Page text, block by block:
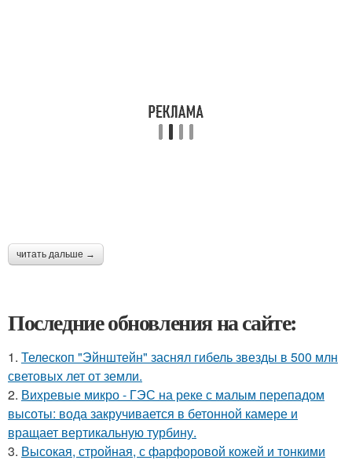
читать дальше →
Последние обновления на сайте:
1. Телескоп "Эйнштейн" заснял гибель звезды в 500 млн
световых лет от земли.
2. Вихревые микро - ГЭС на реке с малым перепадом
высоты: вода закручивается в бетонной камере и
вращает вертикальную турбину.
3. Высокая, стройная, с фарфоровой кожей и тонкими